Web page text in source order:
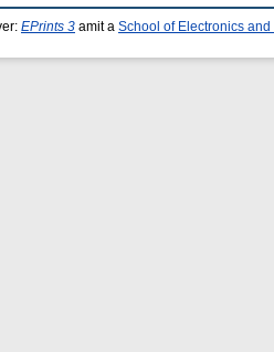
EPrints 3 amit a School of Electronics